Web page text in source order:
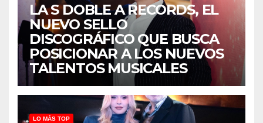
LA S DOBLE A RECORDS, EL
NUEVO SELLO
DISCOGRÁFICO QUE BUSCA
POSICIONAR A LOS NUEVOS
TALENTOS MUSICALES
LO MÁS TOP